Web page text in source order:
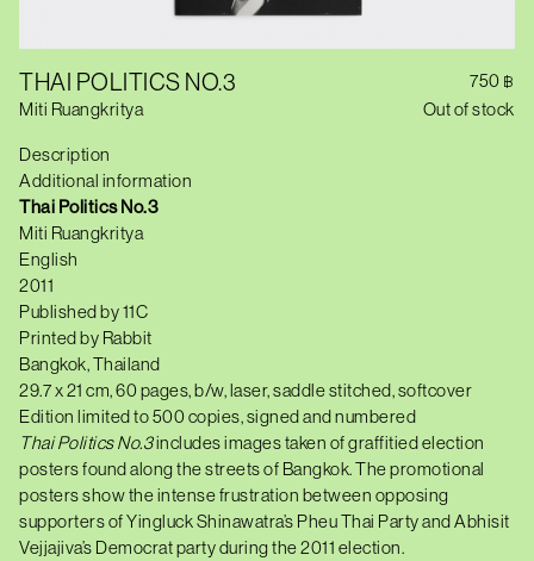
THAI POLITICS NO.3
Miti Ruangkritya
750 ฿
Out of stock
Description
Additional information
Thai Politics No.3
Miti Ruangkritya
English
2011
Published by 11C
Printed by Rabbit
Bangkok, Thailand
29.7 x 21 cm, 60 pages, b/w, laser, saddle stitched, softcover
Edition limited to 500 copies, signed and numbered
Thai PoliticsNo.3includes images taken of graffitied election
posters found along the streets of Bangkok. The promotional
posters show the intense frustration between opposing
supporters of Yingluck Shinawatra’s Pheu Thai Party and Abhisit
Vejjajiva’s Democrat party during the 2011 election.